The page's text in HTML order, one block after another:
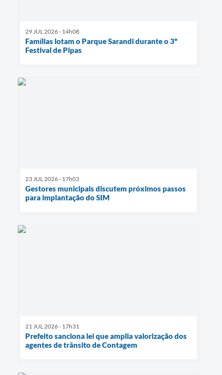
29 JUL 2026 - 14h08
Famílias lotam o Parque Sarandi durante o 3º
Festival de Pipas
23 JUL 2026 - 17h03
Gestores municipais discutem próximos passos
para implantação do SIM
21 JUL 2026 - 17h31
Prefeito sanciona lei que amplia valorização dos
agentes de trânsito de Contagem